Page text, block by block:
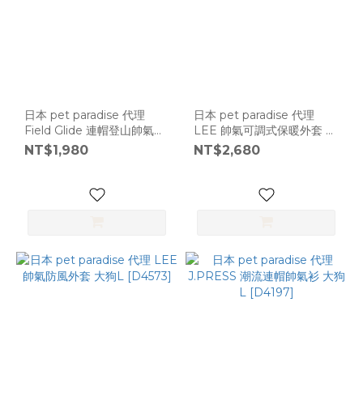
日本 pet paradise 代理
Field Glide 連帽登山帥氣鋪
棉外套 / 大狗 [D10098]
NT$1,980
日本 pet paradise 代理
LEE 帥氣可調式保暖外套 大
狗 [D1025]
NT$2,680